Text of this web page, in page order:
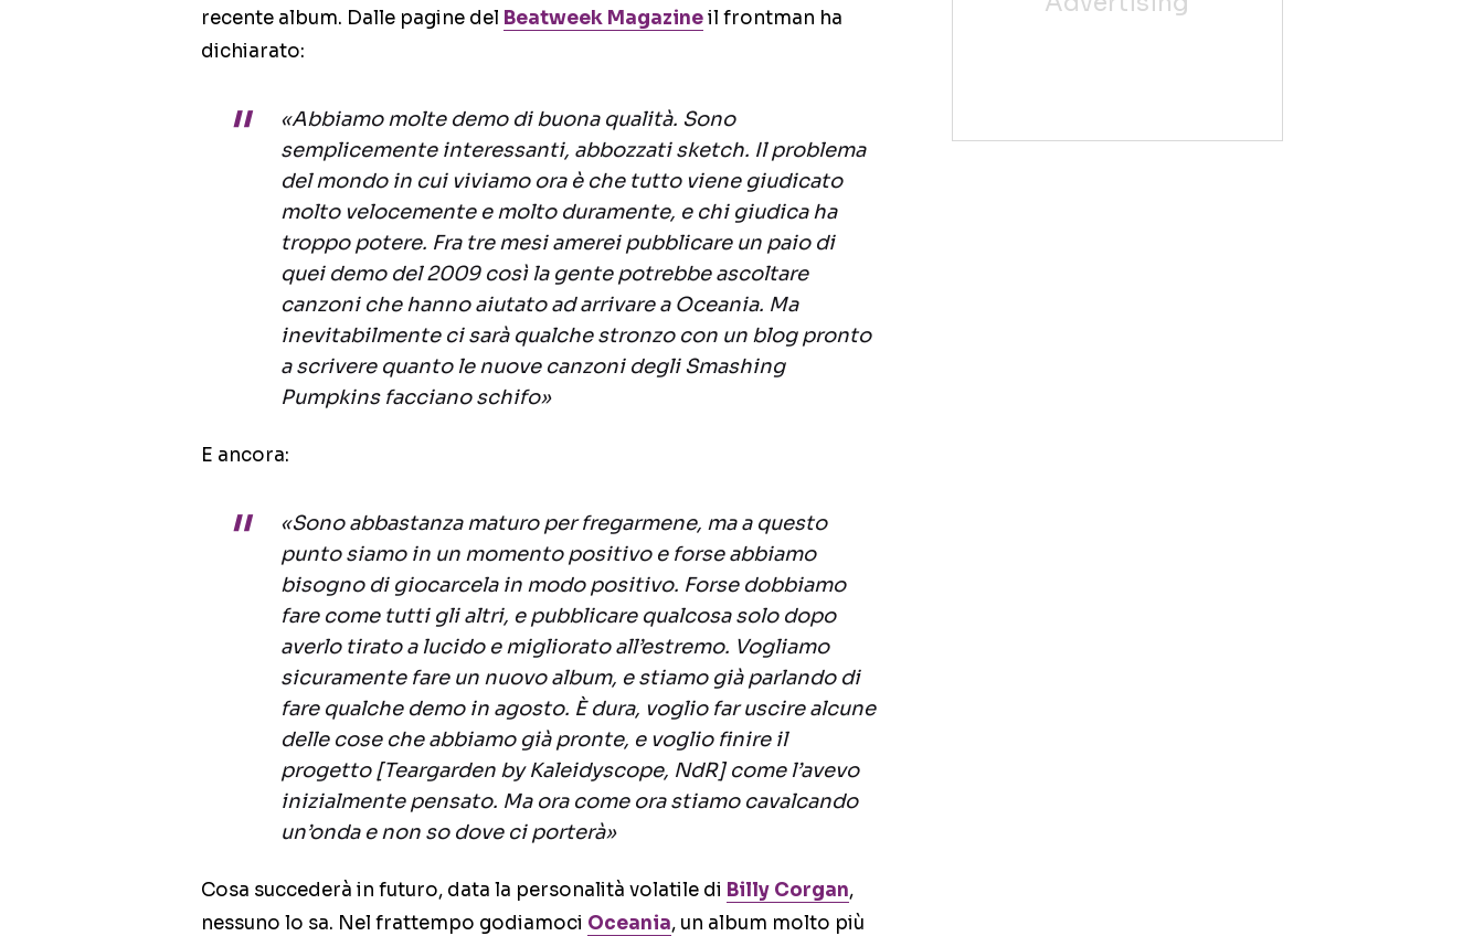
recente album. Dalle pagine del Beatweek Magazineil frontman ha
dichiarato:
«Abbiamo molte demo di buona qualità. Sono
semplicemente interessanti, abbozzati sketch. Il problema
del mondo in cui viviamo ora è che tutto viene giudicato
molto velocemente e molto duramente, e chi giudica ha
troppo potere. Fra tre mesi amerei pubblicare un paio di
quei demo del 2009 così la gente potrebbe ascoltare
canzoni che hanno aiutato ad arrivare a Oceania. Ma
inevitabilmente ci sarà qualche stronzo con un blog pronto
a scrivere quanto le nuove canzoni degli Smashing
Pumpkins facciano schifo»
E ancora:
«Sono abbastanza maturo per fregarmene, ma a questo
punto siamo in un momento positivo e forse abbiamo
bisogno di giocarcela in modo positivo. Forse dobbiamo
fare come tutti gli altri, e pubblicare qualcosa solo dopo
averlo tirato a lucido e migliorato all’estremo. Vogliamo
sicuramente fare un nuovo album, e stiamo già parlando di
fare qualche demo in agosto. È dura, voglio far uscire alcune
delle cose che abbiamo già pronte, e voglio finire il
progetto [Teargarden by Kaleidyscope, NdR] come l’avevo
inizialmente pensato. Ma ora come ora stiamo cavalcando
un’onda e non so dove ci porterà»
Cosa succederà in futuro, data la personalità volatile di Billy Corgan,
nessuno lo sa. Nel frattempo godiamoci Oceania, un album molto più